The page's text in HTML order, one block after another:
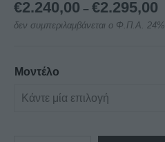
€2.240,00 – €2.295,00
δεν συμπεριλαμβάνεται ο Φ.Π.Α. 24%
Μοντέλο